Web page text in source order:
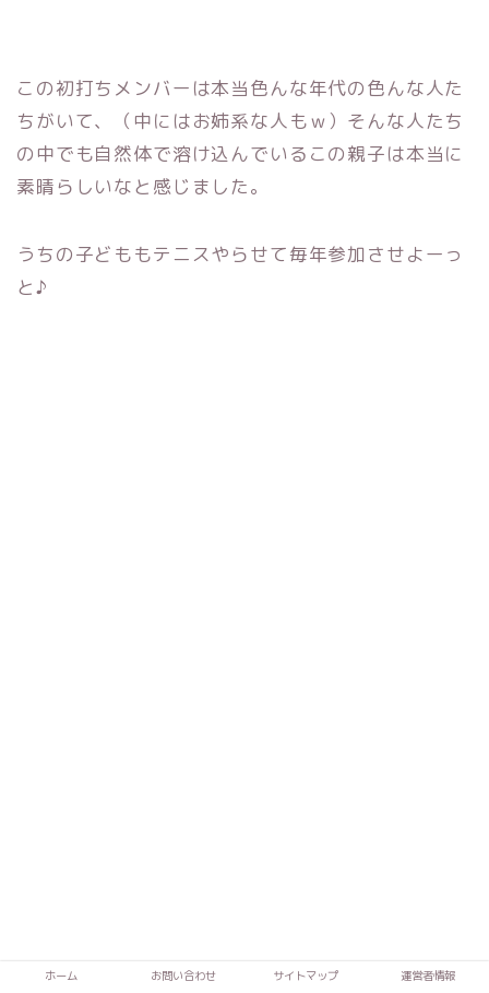
この初打ちメンバーは本当色んな年代の色んな人た
ちがいて、（中にはお姉系な人もｗ）そんな人たち
の中でも自然体で溶け込んでいるこの親子は本当に
素晴らしいなと感じました。
うちの子どももテニスやらせて毎年参加させよーっ
と♪
テニスをさせることのメリット３）人生に必
ホーム お問い合わせ サイトマップ 運営者情報